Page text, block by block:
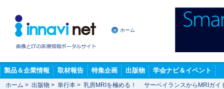
ホーム
製品＆企業情報 取材報告 特集企画 出版物 学会ナビ＆イベント
ホーム > 出版物 > 単行本 > 乳房MRIを極める！ サーベイランスからMRIガイ